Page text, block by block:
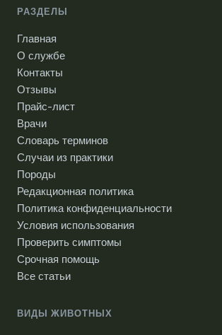
РАЗДЕЛЫ
Главная
О службе
Контакты
Отзывы
Прайс-лист
Врачи
Словарь терминов
Случаи из практики
Породы
Редакционная политика
Политика конфиденциальности
Условия использования
Проверить симптомы
Срочная помощь
Все статьи
ВИДЫ ЖИВОТНЫХ